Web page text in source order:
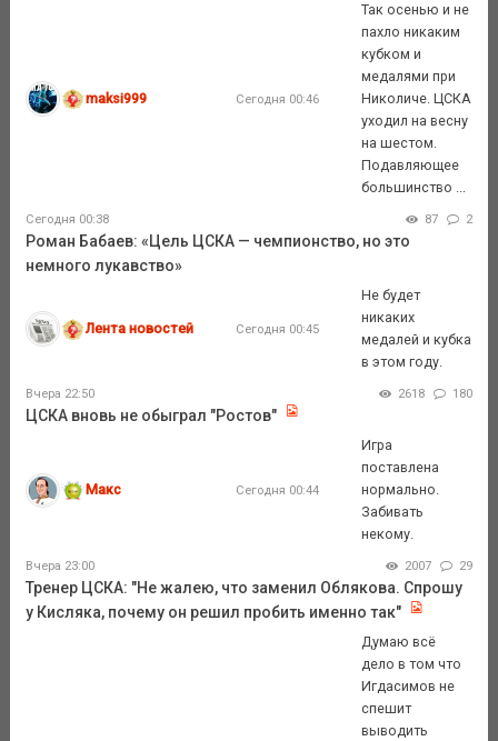
maksi999 Сегодня 00:46
Так осенью и не
пахло никаким
кубком и
медалями при
Николиче. ЦСКА
уходил на весну
на шестом.
Подавляющее
большинство ...
Сегодня 00:38 87 2
Роман Бабаев: «Цель ЦСКА — чемпионство, но это
немного лукавство»
Лента новостей Сегодня 00:45
Не будет
никаких
медалей и кубка
в этом году.
Вчера 22:50 2618 180
ЦСКА вновь не обыграл "Ростов"
Макс Сегодня 00:44
Игра
поставлена
нормально.
Забивать
некому.
Вчера 23:00 2007 29
Тренер ЦСКА: "Не жалею, что заменил Облякова. Спрошу
у Кисляка, почему он решил пробить именно так"
Думаю всё
дело в том что
Игдасимов не
спешит
выводить